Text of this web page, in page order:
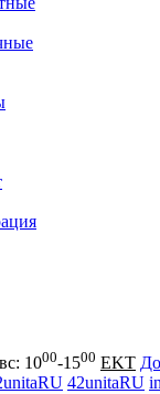
1000-1500 EKT
42unitaRU